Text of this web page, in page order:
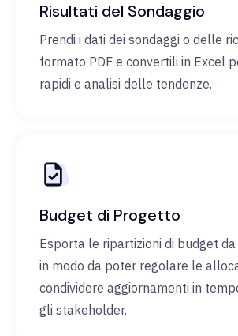
Risultati del Sondaggio
Prendi i dati dei sondaggi o delle
formato PDF e convertili in Excel
rapidi e analisi delle tendenze.
Budget di Progetto
Esporta le ripartizioni di budget da
in modo da poter regolare le
condividere aggiornamenti in
gli stakeholder.